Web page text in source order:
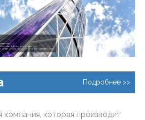
Подробнее >>
компания, которая производит